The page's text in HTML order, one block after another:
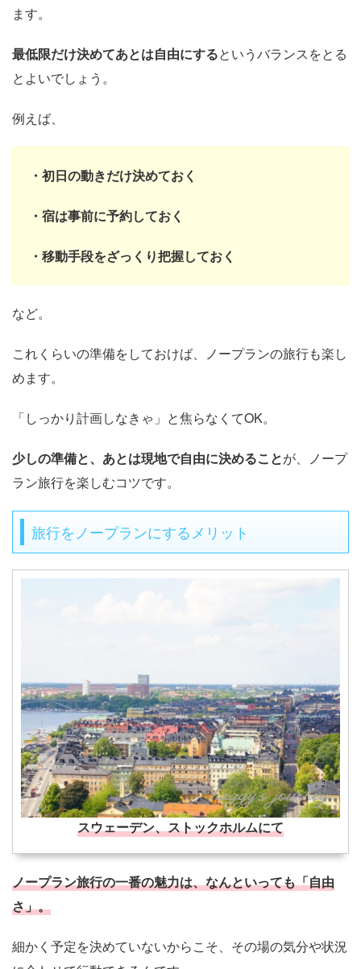
ます。
最低限だけ決めてあとは自由にするというバランスをとる
とよいでしょう。
例えば、
・初日の動きだけ決めておく
・宿は事前に予約しておく
・移動手段をざっくり把握しておく
など。
これくらいの準備をしておけば、ノープランの旅行も楽し
めます。
「しっかり計画しなきゃ」と焦らなくてOK。
少しの準備と、あとは現地で自由に決めることが、ノープ
ラン旅行を楽しむコツです。
旅行をノープランにするメリット
スウェーデン、ストックホルムにて
ノープラン旅行の一番の魅力は、なんといっても「自由
さ」。
細かく予定を決めていないからこそ、その場の気分や状況